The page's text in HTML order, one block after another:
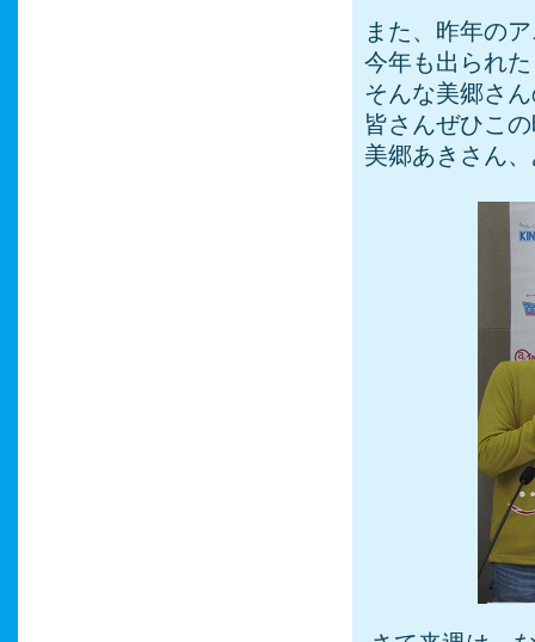
また、昨年の
今年も出られ
そんな美郷さ
皆さんぜひこ
美郷あきさん